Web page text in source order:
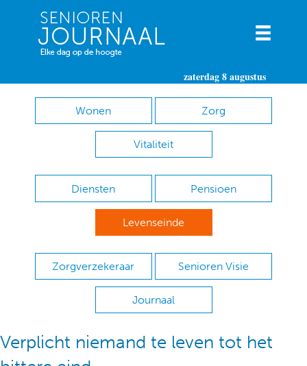
zaterdag 8 augustus
Wonen Zorg
Vitaliteit
Diensten Pensioen
Levenseinde
Zorgverzekeraar Senioren Visie
Journaal
Verplicht niemand te leven tot het